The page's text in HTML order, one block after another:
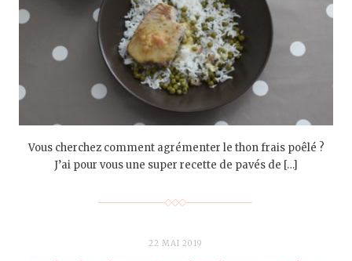
Vous cherchez comment agrémenter le thon frais poêlé ?
J’ai pour vous une super recette de pavés de […]
22 MAI 2019